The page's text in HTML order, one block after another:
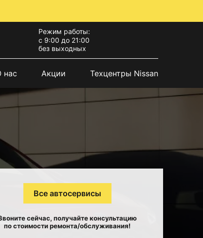
Режим работы:
с 9:00 до 21:00
без выходных
нас Акции Техцентры Nissan
Все автосервисы
сейчас, получайте консультацию
по стоимости ремонта/обслуживания!